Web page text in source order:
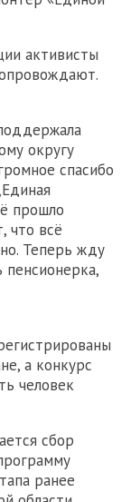
активисты
округу
спасибо
прошло
что всё
Теперь жду
пенсионерка,
а конкурс
человек
сбор
ранее